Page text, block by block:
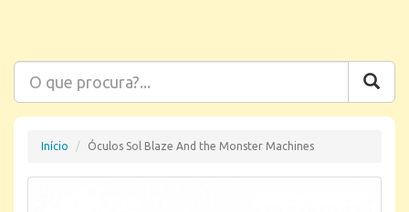
Início Óculos Sol Blaze And the Monster Machines